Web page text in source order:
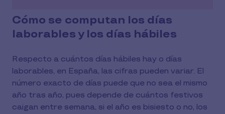
Cómo se computan los días
laborables y los días hábiles
Respecto a cuántos días hábiles hay o días
laborables, en España, las cifras pueden variar. El
número exacto de días puede que no sea el mismo
año tras año, pues depende de cuántos festivos
caigan entre semana, si el año es bisiesto o no, los